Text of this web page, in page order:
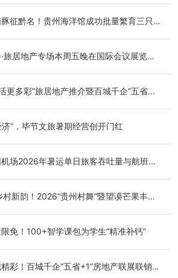
征黔名！贵州海洋馆成功批量繁育三只
旅居地产专场本周五晚在国际会议展览中
更多彩”旅居地产推介暨百城千企“五省
济”，毕节文旅暑期经营创开门红
场2026年暑运单日旅客吞吐量与航班起
新韵！2026“贵州村舞”暨望谟芒果丰收
免！100+智学课包为学生“精准补钙”
彩！百城千企“五省+1”房地产联展联销活